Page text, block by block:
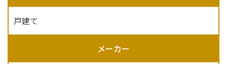
戸建て
メーカー